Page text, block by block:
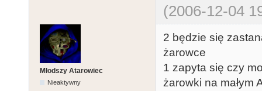
(2006-12-04
Młodszy Atarowiec
Nieaktywny
2 będzie się
żarowce
1 zapyta się czy
żarowki na małym